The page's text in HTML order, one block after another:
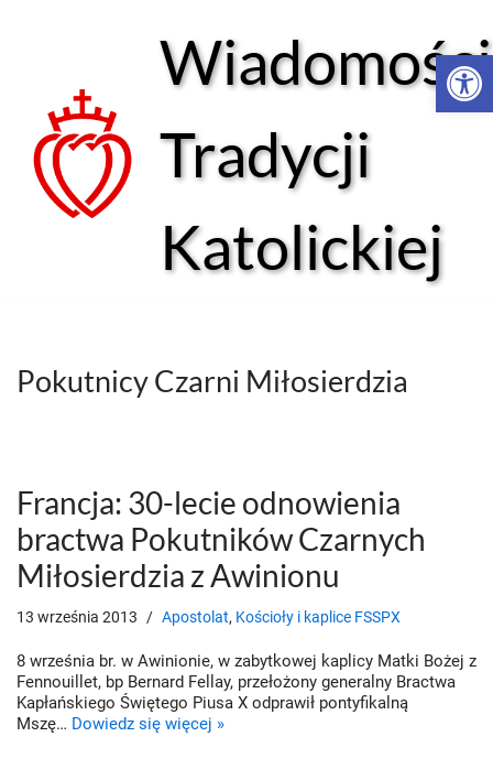
treści
Wiadomości
Tradycji
Katolickiej
Pokutnicy Czarni Miłosierdzia
Francja: 30-lecie odnowienia
bractwa Pokutników Czarnych
Miłosierdzia z Awinionu
13 września 2013 Apostolat, Kościoły i kaplice FSSPX
8 września br. w Awinionie, w zabytkowej kaplicy Matki Bożej z
Fennouillet, bp Bernard Fellay, przełożony generalny Bractwa
Kapłańskiego Świętego Piusa X odprawił pontyfikalną
Mszę… Dowiedz się więcej »